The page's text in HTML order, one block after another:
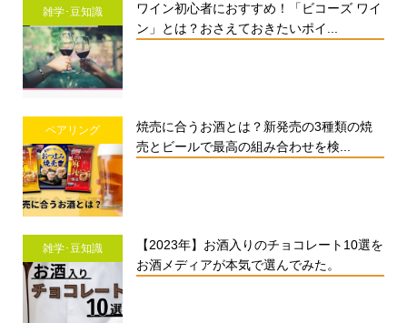
雑学･豆知識
ワイン初心者におすすめ！「ビコーズ ワイ
ン」とは？おさえておきたいポイ...
ペアリング
焼売に合うお酒とは？新発売の3種類の焼
売とビールで最高の組み合わせを検...
雑学･豆知識
【2023年】お酒入りのチョコレート10選を
お酒メディアが本気で選んでみた。